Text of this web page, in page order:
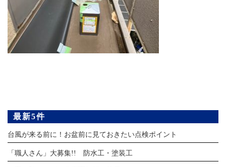
最新5件
台風が来る前に！お盆前に見ておきたい点検ポイント
「職人さん」大募集!! 防水工・塗装工